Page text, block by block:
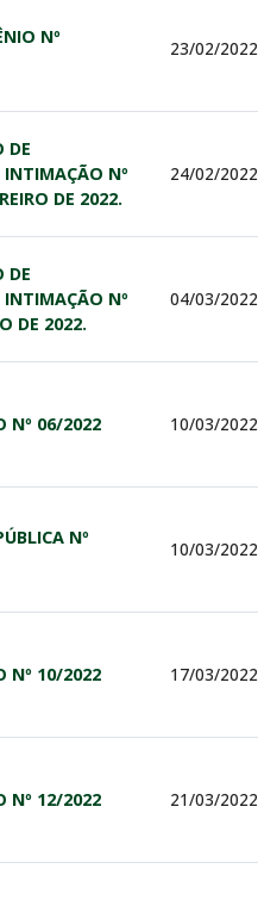
Nº
23/02/2022
DE
Nº
DE 2022.
24/02/2022
DE
Nº
DE 2022.
04/03/2022
Nº 06/2022 10/03/2022
Nº
10/03/2022
Nº 10/2022 17/03/2022
Nº 12/2022 21/03/2022